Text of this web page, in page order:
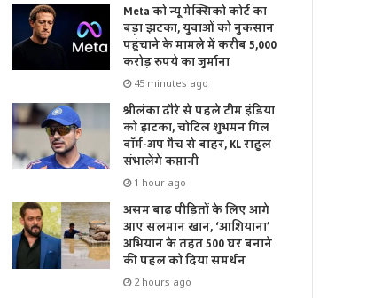
Meta को न्यू मेक्सिको कोर्ट का
बड़ा झटका, युवाओं को नुकसान
पहुंचाने के मामले में करीब 5,000
करोड़ रुपये का जुर्माना
45 minutes ago
श्रीलंका दौरे से पहले टीम इंडिया
को झटका, चोटिल शुभमन गिल
वॉर्म-अप मैच से बाहर, KL राहुल
संभालेंगे कप्तानी
1 hour ago
असम बाढ़ पीड़ितों के लिए आगे
आए सलमान खान, ‘आशियाना’
अभियान के तहत 500 घर बनाने
की पहल को दिया समर्थन
2 hours ago